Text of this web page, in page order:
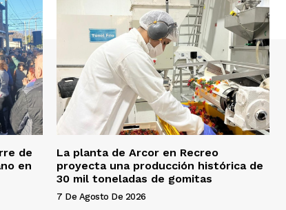
de
en
La planta de Arcor en Recreo
proyecta una producción histórica de
30 mil toneladas de gomitas
7 De Agosto De 2026